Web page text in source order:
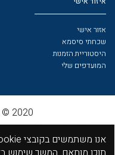
אזור אישי
שכחתי סיסמא
היסטוריית הזמנות
המועדפים שלי
2020 © כל הזכויות שמורות